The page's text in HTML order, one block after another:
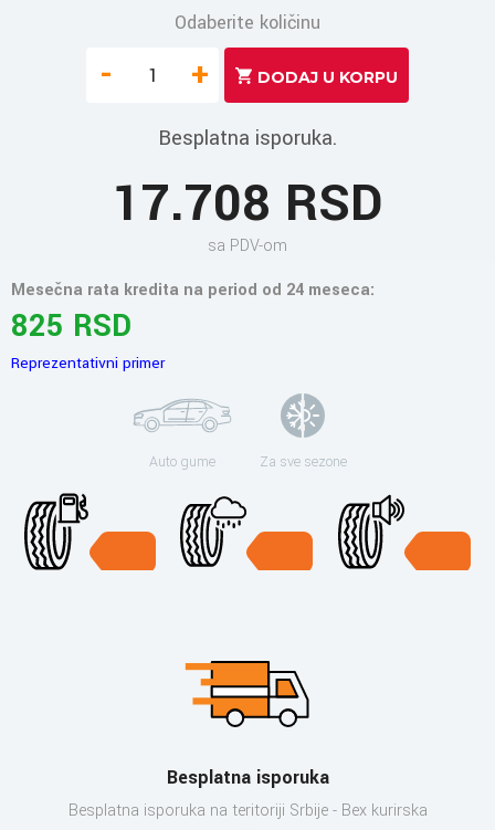
Odaberite količinu
- +
Besplatna isporuka.
17.708 RSD
sa PDV-om
Mesečna rata kredita na period od 24 meseca:
825 RSD
Reprezentativni primer
Auto gume Za sve sezone
Besplatna isporuka
Besplatna isporuka na teritoriji Srbije - Bex kurirska